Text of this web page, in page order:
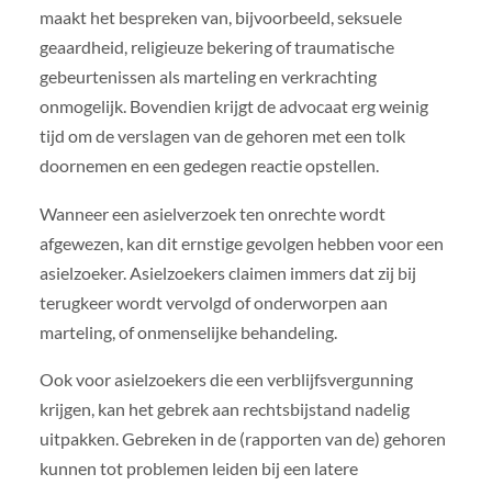
maakt het bespreken van, bijvoorbeeld, seksuele
geaardheid, religieuze bekering of traumatische
gebeurtenissen als marteling en verkrachting
onmogelijk. Bovendien krijgt de advocaat erg weinig
tijd om de verslagen van de gehoren met een tolk
doornemen en een gedegen reactie opstellen.
Wanneer een asielverzoek ten onrechte wordt
afgewezen, kan dit ernstige gevolgen hebben voor een
asielzoeker. Asielzoekers claimen immers dat zij bij
terugkeer wordt vervolgd of onderworpen aan
marteling, of onmenselijke behandeling.
Ook voor asielzoekers die een verblijfsvergunning
krijgen, kan het gebrek aan rechtsbijstand nadelig
uitpakken. Gebreken in de (rapporten van de) gehoren
kunnen tot problemen leiden bij een latere